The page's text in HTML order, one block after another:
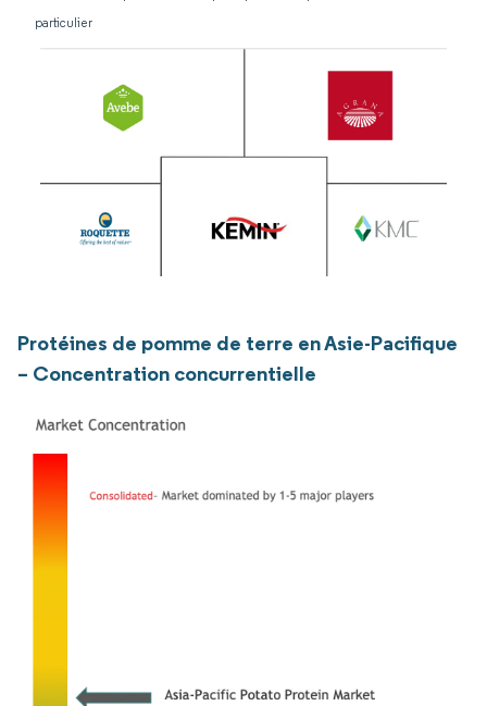
particulier
Protéines de pomme de terre en Asie-Pacifique
– Concentration concurrentielle